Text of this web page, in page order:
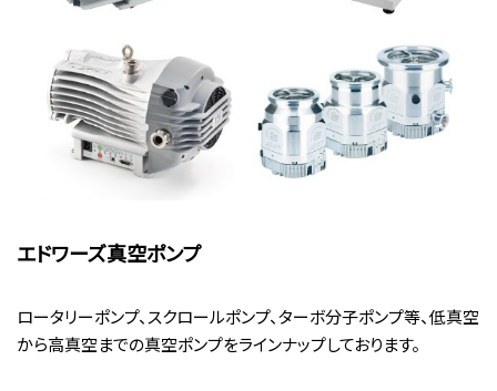
エドワーズ真空ポンプ
ロータリーポンプ、スクロールポンプ、ターボ分子ポンプ等、低真空
から高真空までの真空ポンプをラインナップしております。